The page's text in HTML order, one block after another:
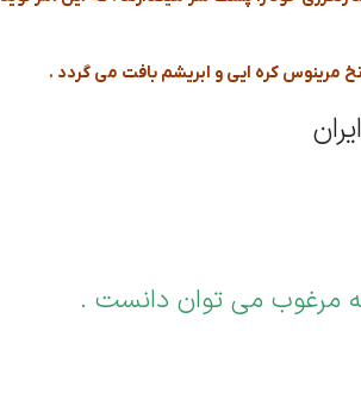
مرینوس کره ایی و ابریشم بافت می گردد .
مرغوب می توان دانست .